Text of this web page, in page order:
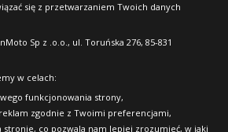
się z przetwarzaniem Twoich danych
Sp z .o.o., ul. Toruńska 276, 85-831
w celach:
funkcjonowania strony,
zgodnie z Twoimi preferencjami,
stronie, co pozwala nam lepiej zrozumieć, w jaki
PARTNER